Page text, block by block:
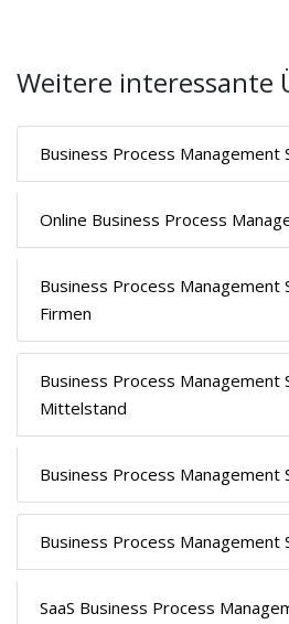
Weitere interessante
Business Process Management
Online Business Process
Business Process Management
Firmen
Business Process Management
Mittelstand
Business Process Management
Business Process Management
SaaS Business Process